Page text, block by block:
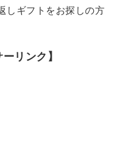
しギフトをお探しの方
リンク】